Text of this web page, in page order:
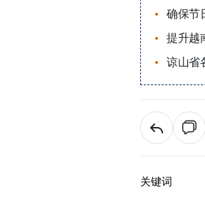
确保节
提升越
谅山省
关键词